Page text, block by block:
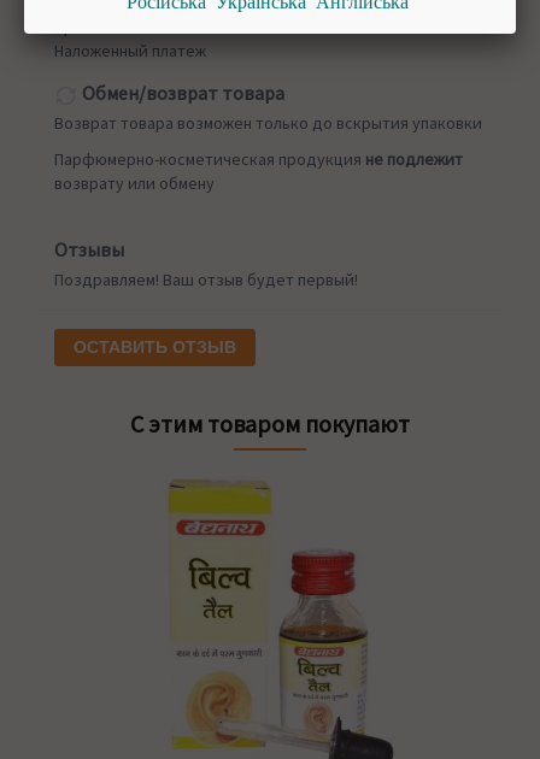
Наложенный платеж
Обмен/возврат товара
Возврат товара возможен только до вскрытия упаковки
Парфюмерно-косметическая продукция не подлежит
возврату или обмену
Отзывы
Поздравляем! Ваш отзыв будет первый!
ОСТАВИТЬ ОТЗЫВ
С этим товаром покупают